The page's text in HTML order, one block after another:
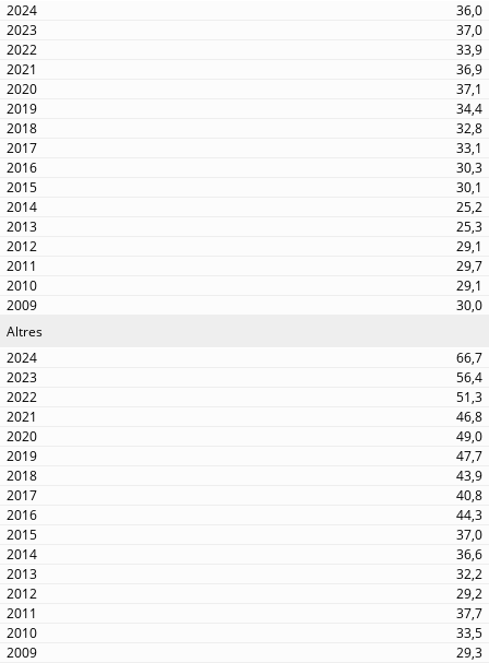
36,0
37,0
33,9
36,9
37,1
34,4
32,8
33,1
30,3
30,1
25,2
25,3
29,1
29,7
29,1
30,0
Altres
66,7
56,4
51,3
46,8
49,0
47,7
43,9
40,8
44,3
37,0
36,6
32,2
29,2
37,7
33,5
29,3